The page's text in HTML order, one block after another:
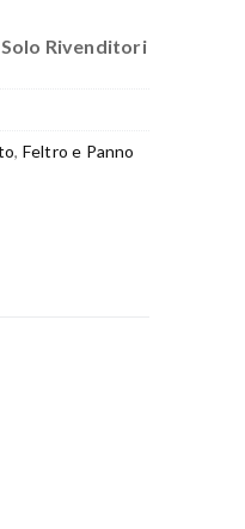
Rivenditori
, Feltro e Panno